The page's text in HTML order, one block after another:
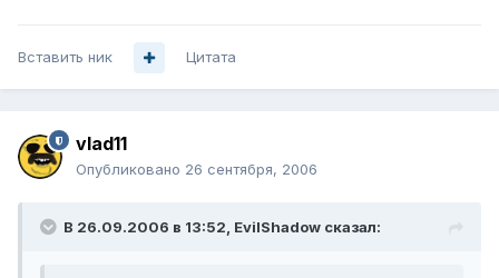
Вставить ник Цитата
vlad11
Опубликовано 26 сентября, 2006
В 26.09.2006 в 13:52, EvilShadow сказал: